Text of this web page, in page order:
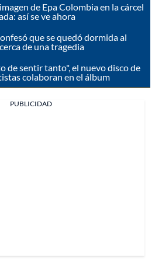
de Epa Colombia en la cárcel
así se ve ahora
que se quedó dormida al
de una tragedia
de sentir tanto", el nuevo disco de
colaboran en el álbum
PUBLICIDAD